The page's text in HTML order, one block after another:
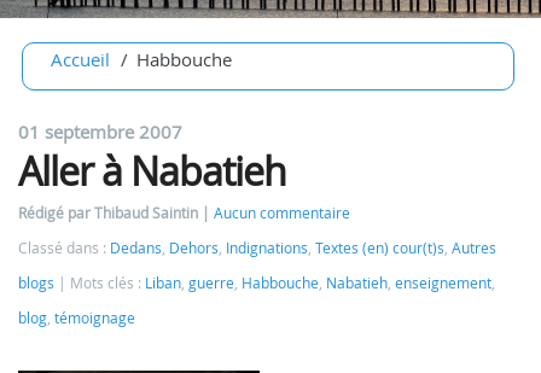
Accueil Habbouche
01 septembre 2007
Aller à Nabatieh
Rédigé par Thibaud Saintin
Aucun commentaire
Classé dans : Dedans, Dehors, Indignations, Textes (en) cour(t)s, Autres
blogs
Mots clés : Liban, guerre, Habbouche, Nabatieh, enseignement,
blog, témoignage